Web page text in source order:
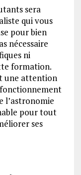
sera
qui vous
pour bien
nécessaire
ni
formation.
une attention
l’astronomie
pour tout
ses